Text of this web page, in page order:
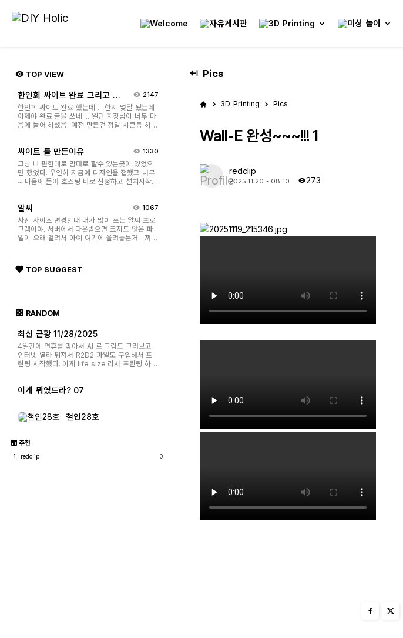
TOP VIEW
한인회 싸이트 완료 그리고 요
즘
2147
한인회 싸이트 완료 했는데 ... 한지 몇달 됬는데
이제야 완료 글을 쓰네.... 일단 회장님이 너무 마
음에 들어 하셨음. 예전 만든건 정말 시큰둥 하셨
하시더라.. ^^;;; 요즘 예전에 가지고 있던 띠 동물
그림으로 neon 싸인 ...
싸이트 를 만든이유 1330
그냥 나 편한데로 맘대로 할수 있는곳이 있었으
면 했었다. 우연히 지금에 디자인을 접했고 너무
~ 마음에 들어 호스팅 바로 신청하고 설치시작!
지.... 하며 ( 켄슬 시간은 일주일 ) 설치 했는데 왠
걸.... 이건 너무 쉽고 이쁘쟈나....
알씨 1067
사진 사이즈 변경할때 내가 많이 쓰는 알씨 프로
그램이야. 서버에서 다운받으면 크지도 않은 파
일이 오래 걸려서 아예 여기에 올려놓는거니까
클릭
TOP SUGGEST
RANDOM
최신 근황 11/28/2025
4일간에 연휴를 맞아서 AI 로 그림도 그려보고
인터넷 열라 뒤져서 R2D2 파일도 구입해서 프
린팅 시작했다. 이게 life size 라서 프린팅 하는
린팅후 후가공 ( 센딩, 퍼딩, 페인팅 등등등 ) 시
이게 뭐였드라? 07
철인28호
추천
1 redclip 0
Pics
3D Printing Pics
Wall-E 완성~~~!!! 1
redclip
2025.11.20 - 08:10 273